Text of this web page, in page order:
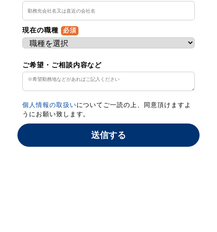
現在の職種 必須
ご希望・ご相談内容など
個人情報の取扱いについてご一読の上、同意頂けますよ
うにお願い致します。